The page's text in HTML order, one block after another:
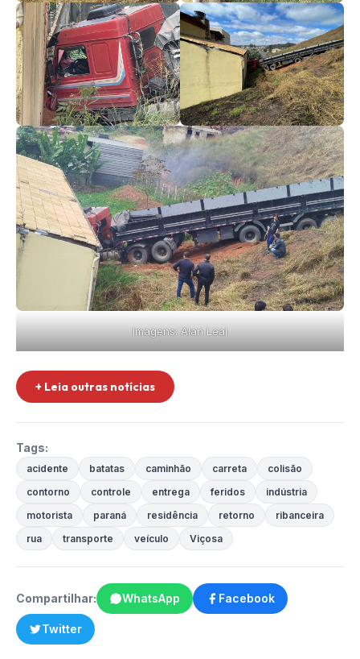
Imagens: Alan Leal
+ Leia outras notícias
Tags:
acidente batatas caminhão carreta
colisão
contorno
controle entrega feridos
indústria
motorista
paraná residência retorno
ribanceira
rua
transporte veículo Viçosa
Compartilhar: WhatsApp Facebook
Twitter